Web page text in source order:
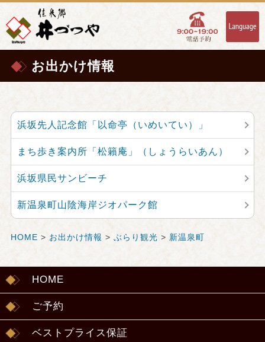
お出かけ情報
浜坂先人記念館「以命亭（いめいてい）」
まち歩き案内所「松籟庵」（しょうらいあん）
浜坂県民サンビーチ
新温泉町山陰海岸ジオパーク館
HOME > お出かけ情報 > ぶらり観光 > 新温泉町
HOME
ご予約
ベストプライス保証